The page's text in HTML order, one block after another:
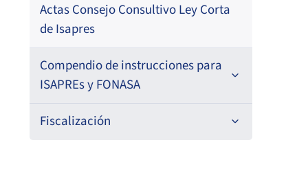
Actas Consejo Consultivo Ley Corta
de Isapres
Compendio de instrucciones para
ISAPREs y FONASA
Compendio Beneficios
Fiscalización